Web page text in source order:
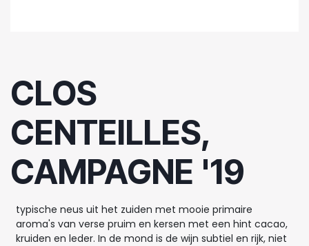
CLOS
CENTEILLES,
CAMPAGNE '19
typische neus uit het zuiden met mooie primaire
aroma's van verse pruim en kersen met een hint cacao,
kruiden en leder. In de mond is de wijn subtiel en rijk, niet